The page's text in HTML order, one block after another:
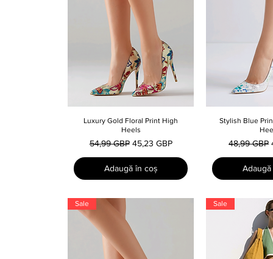
Afișare rapidă
Luxury Gold Floral Print High
Heels
Preț normal
54,99 GBP Preț redus
45,23 GBP
Adaugă în coș
Afișare
Stylish Blue
Preț normal
48,99 GBP
Sale Sale